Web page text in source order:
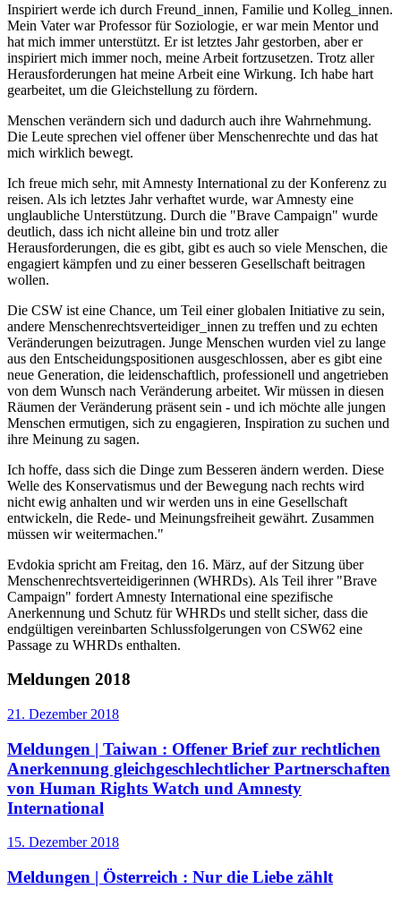
Inspiriert werde ich durch Freund_innen, Familie und Kolleg_innen.
Mein Vater war Professor für Soziologie, er war mein Mentor und
hat mich immer unterstützt. Er ist letztes Jahr gestorben, aber er
inspiriert mich immer noch, meine Arbeit fortzusetzen. Trotz aller
Herausforderungen hat meine Arbeit eine Wirkung. Ich habe hart
gearbeitet, um die Gleichstellung zu fördern.
Menschen verändern sich und dadurch auch ihre Wahrnehmung.
Die Leute sprechen viel offener über Menschenrechte und das hat
mich wirklich bewegt.
Ich freue mich sehr, mit Amnesty International zu der Konferenz zu
reisen. Als ich letztes Jahr verhaftet wurde, war Amnesty eine
unglaubliche Unterstützung. Durch die "Brave Campaign" wurde
deutlich, dass ich nicht alleine bin und trotz aller
Herausforderungen, die es gibt, gibt es auch so viele Menschen, die
engagiert kämpfen und zu einer besseren Gesellschaft beitragen
wollen.
Die CSW ist eine Chance, um Teil einer globalen Initiative zu sein,
andere Menschenrechtsverteidiger_innen zu treffen und zu echten
Veränderungen beizutragen. Junge Menschen wurden viel zu lange
aus den Entscheidungspositionen ausgeschlossen, aber es gibt eine
neue Generation, die leidenschaftlich, professionell und angetrieben
von dem Wunsch nach Veränderung arbeitet. Wir müssen in diesen
Räumen der Veränderung präsent sein - und ich möchte alle jungen
Menschen ermutigen, sich zu engagieren, Inspiration zu suchen und
ihre Meinung zu sagen.
Ich hoffe, dass sich die Dinge zum Besseren ändern werden. Diese
Welle des Konservatismus und der Bewegung nach rechts wird
nicht ewig anhalten und wir werden uns in eine Gesellschaft
entwickeln, die Rede- und Meinungsfreiheit gewährt. Zusammen
müssen wir weitermachen."
Evdokia spricht am Freitag, den 16. März, auf der Sitzung über
Menschenrechtsverteidigerinnen (WHRDs). Als Teil ihrer "Brave
Campaign" fordert Amnesty International eine spezifische
Anerkennung und Schutz für WHRDs und stellt sicher, dass die
endgültigen vereinbarten Schlussfolgerungen von CSW62 eine
Passage zu WHRDs enthalten.
Meldungen 2018
21. Dezember 2018
Meldungen | Taiwan : Offener Brief zur rechtlichen
Anerkennung gleichgeschlechtlicher Partnerschaften
von Human Rights Watch und Amnesty
International
15. Dezember 2018
Meldungen | Österreich : Nur die Liebe zählt